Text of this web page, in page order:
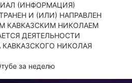
(ИНФОРМАЦИЯ)
И (ИЛИ) НАПРАВЛЕН
КАВКАЗСКИМ НИКОЛАЕМ
ДЕЯТЕЛЬНОСТИ
КАВКАЗСКОГО НИКОЛАЯ
за неделю